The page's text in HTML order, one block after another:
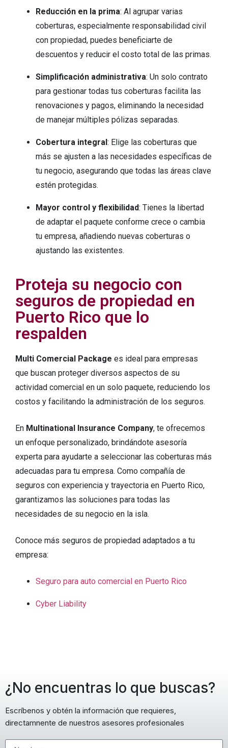
Reducción en la prima: Al agrupar varias
coberturas, especialmente responsabilidad civil
con propiedad, puedes beneficiarte de
descuentos y reducir el costo total de las primas.
Simplificación administrativa: Un solo contrato
para gestionar todas tus coberturas facilita las
renovaciones y pagos, eliminando la necesidad
de manejar múltiples pólizas separadas.
Cobertura integral : Elige las coberturas que
más se ajusten a las necesidades específicas de
tu negocio, asegurando que todas las áreas clave
estén protegidas.
Mayor control y flexibilidad: Tienes la libertad
de adaptar el paquete conforme crece o cambia
tu empresa, añadiendo nuevas coberturas o
ajustando las existentes.
Proteja su negocio con
seguros de propiedad en
Puerto Rico que lo
respalden
Multi Comercial Package es ideal para empresas
que buscan proteger diversos aspectos de su
actividad comercial en un solo paquete, reduciendo los
costos y facilitando la administración de los seguros.
En Multinational Insurance Company, te ofrecemos
un enfoque personalizado, brindándote asesoría
experta para ayudarte a seleccionar las coberturas más
adecuadas para tu empresa. Como compañía de
seguros con experiencia y trayectoria en Puerto Rico,
garantizamos las soluciones para todas las
necesidades de su negocio en la isla.
Conoce más seguros de propiedad adaptados a tu
empresa:
Seguro para auto comercial en Puerto Rico
Cyber Liability
¿No encuentras lo que buscas?
Escríbenos y obtén la información que requieres,
directamnente de nuestros asesores profesionales